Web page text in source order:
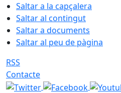
Saltar a la capçalera
Saltar al contingut
Saltar a documents
Saltar al peu de pàgina
RSS
Contacte